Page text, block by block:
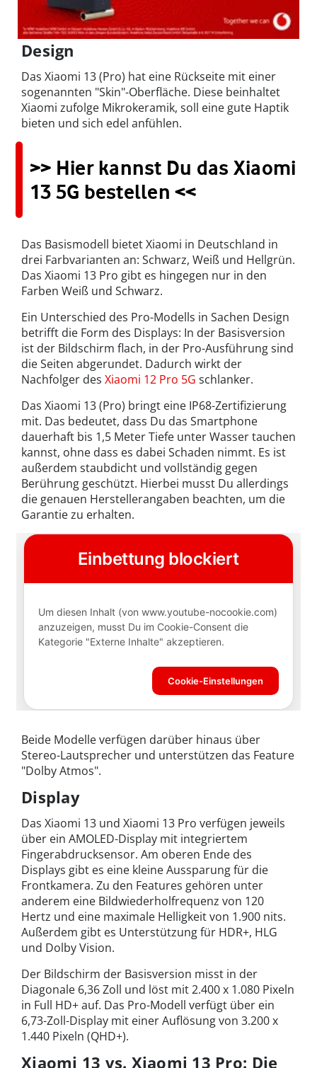
Design
Das Xiaomi 13 (Pro) hat eine Rückseite mit einer
sogenannten "Skin"-Oberfläche. Diese beinhaltet
Xiaomi zufolge Mikrokeramik, soll eine gute Haptik
bieten und sich edel anfühlen.
>> Hier kannst Du das Xiaomi
13 5G bestellen <<
Das Basismodell bietet Xiaomi in Deutschland in
drei Farbvarianten an: Schwarz, Weiß und Hellgrün.
Das Xiaomi 13 Pro gibt es hingegen nur in den
Farben Weiß und Schwarz.
Ein Unterschied des Pro-Modells in Sachen Design
betrifft die Form des Displays: In der Basisversion
ist der Bildschirm flach, in der Pro-Ausführung sind
die Seiten abgerundet. Dadurch wirkt der
Nachfolger des Xiaomi 12 Pro 5G schlanker.
Das Xiaomi 13 (Pro) bringt eine IP68-Zertifizierung
mit. Das bedeutet, dass Du das Smartphone
dauerhaft bis 1,5 Meter Tiefe unter Wasser tauchen
kannst, ohne dass es dabei Schaden nimmt. Es ist
außerdem staubdicht und vollständig gegen
Berührung geschützt. Hierbei musst Du allerdings
die genauen Herstellerangaben beachten, um die
Garantie zu erhalten.
Beide Modelle verfügen darüber hinaus über
Stereo-Lautsprecher und unterstützen das Feature
"Dolby Atmos".
Display
Das Xiaomi 13 und Xiaomi 13 Pro verfügen jeweils
über ein AMOLED-Display mit integriertem
Fingerabdrucksensor. Am oberen Ende des
Displays gibt es eine kleine Aussparung für die
Frontkamera. Zu den Features gehören unter
anderem eine Bildwiederholfrequenz von 120
Hertz und eine maximale Helligkeit von 1.900 nits.
Außerdem gibt es Unterstützung für HDR+, HLG
und Dolby Vision.
Der Bildschirm der Basisversion misst in der
Diagonale 6,36 Zoll und löst mit 2.400 x 1.080 Pixeln
in Full HD+ auf. Das Pro-Modell verfügt über ein
6,73-Zoll-Display mit einer Auflösung von 3.200 x
1.440 Pixeln (QHD+).
Xiaomi 13 vs. Xiaomi 13 Pro: Die